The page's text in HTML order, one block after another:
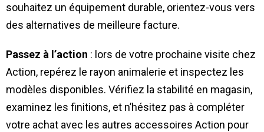
souhaitez un équipement durable, orientez-vous vers
des alternatives de meilleure facture.
Passez à l’action : lors de votre prochaine visite chez
Action, repérez le rayon animalerie et inspectez les
modèles disponibles. Vérifiez la stabilité en magasin,
examinez les finitions, et n’hésitez pas à compléter
votre achat avec les autres accessoires Action pour